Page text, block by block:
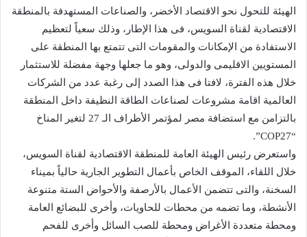
الهيئة للتحول نحو الاقتصاد الأخضر، والصناعات المستهدفة بالمنطقة
الاقتصادية لقناة السويس، فى هذا الإطار، وذلك سعياً لتعظيم
الاستفادة من الإمكانات والمقومات التى تتمتع بها المنطقة على
المستويين الاقليمى والدولى، وهو ما جعلها وجهة مفضلة للاستثمار
خلال هذه الفترة، لافتا فى هذا الصدد إلى رغبة عدد من الشركات
العالمية اقامة مشروعات لصناعات الطاقة النظيفة داخل المنطقة
بالتزامن مع استضافة مصر لمؤتمر الأطراف الـ 27 لتغير المناخ
“COP27”.
واستعرض رئيس الهيئة العامة للمنطقة الاقتصادية لقناة السويس،
خلال اللقاء، الموقف الخاص بأعمال التطوير الجارية حالياً بميناء
السخنة، والتى تتضمن الأعمال بالأرصفة والأحواض الستة متنوعة
الأنشطة، وما تضمه من محطات للحاويات، وأخرى للبضائع العامة
ومحطة متعددة الأغراض ومحطة للصب السائل وأخرى للفحم